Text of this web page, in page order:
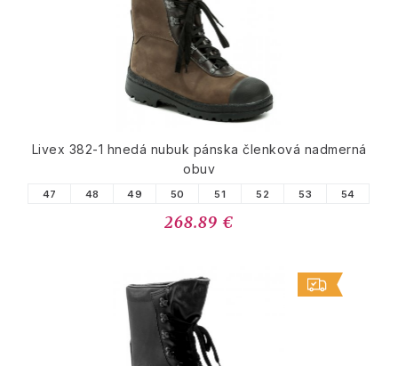
Livex 382-1 hnedá nubuk pánska členková nadmerná
obuv
47 48 49 50 51 52 53 54
268.89 €